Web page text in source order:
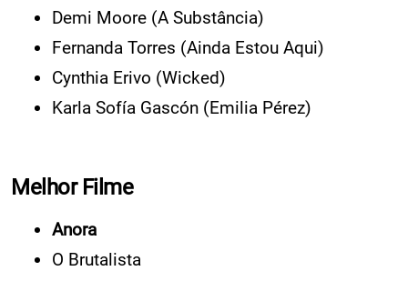
Demi Moore (A Substância)
Fernanda Torres (Ainda Estou Aqui)
Cynthia Erivo (Wicked)
Karla Sofía Gascón (Emilia Pérez)
Melhor Filme
Anora
O Brutalista